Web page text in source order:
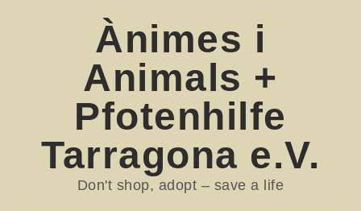
Ànimes i
Animals +
Pfotenhilfe
Tarragona e.V.
Don't shop, adopt – save a life